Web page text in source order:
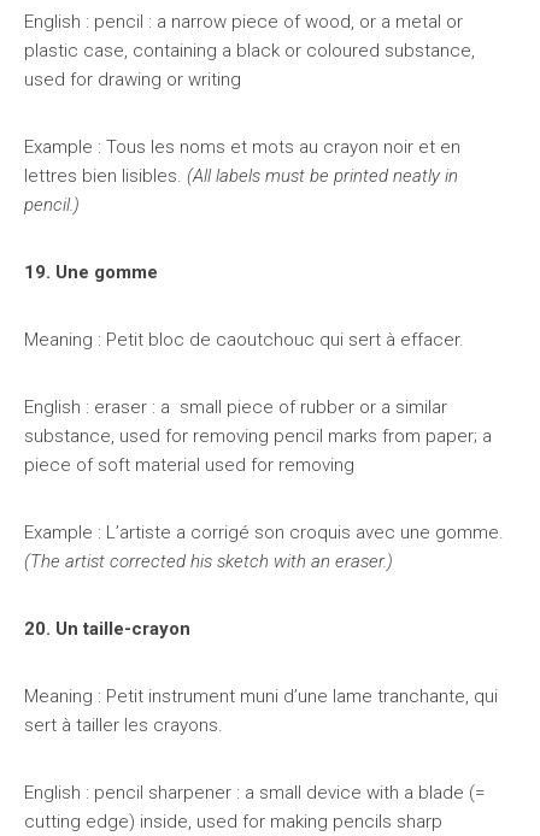
English : pencil : a narrow piece of wood, or a metal or
plastic case, containing a black or coloured substance,
used for drawing or writing
Example : Tous les noms et mots au crayon noir et en
lettres bien lisibles. (All labels must be printed neatly in
pencil.)
19. Une gomme
Meaning : Petit bloc de caoutchouc qui sert à effacer.
English : eraser : a small piece of rubber or a similar
substance, used for removing pencil marks from paper; a
piece of soft material used for removing
Example : L’artiste a corrigé son croquis avec une gomme.
(The artist corrected his sketch with an eraser.)
20. Un taille-crayon
Meaning : Petit instrument muni d’une lame tranchante, qui
sert à tailler les crayons.
English : pencil sharpener : a small device with a blade (=
cutting edge) inside, used for making pencils sharp